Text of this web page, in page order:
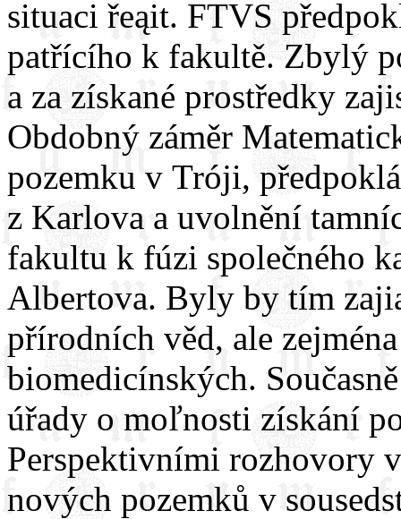
situaci řeąit. FTVS
patřícího k fakultě. Zbylý
a za získané prostředky
Obdobný záměr
pozemku v Tróji,
z Karlova a uvolnění
fakultu k fúzi společného
Albertova. Byly by tím
přírodních věd, ale
biomedicínských.
úřady o moľnosti získání
Perspektivními rozhovory
nových pozemků v